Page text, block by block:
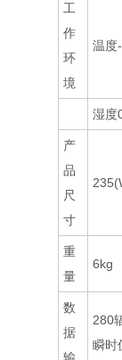
工
作
环
境
温度
湿度
产
品
尺
寸
重
量
6kg
数
据
280
瞬时